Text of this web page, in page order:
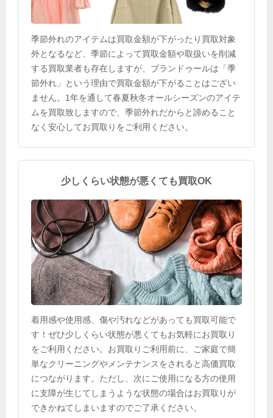
季節外れのアイテムは買取金額が下がったり買取対象
外となるなど、季節によって買取金額や取扱いを削減
する買取業者も存在しますが、ブランドゥールは「季
節外れ」という理由で買取金額が下がることはござい
ません。1年を通して春夏秋冬オールシーズンのアイテ
ムを買取致しますので、季節外れだからと諦めること
なく安心してお買取りをご利用ください。
少しくらい状態が悪くても買取OK
着用感や使用感、傷や汚れなどがあっても買取可能で
す！ぜひ少しくらい状態が悪くてもお気軽にお買取り
をご利用ください。お買取りご利用前に、ご家庭で簡
単なクリーニングやメンテナンスをされると高価買取
につながります。ただし、次にご使用になる方の使用
に支障が生じてしまうような状態の場合はお買取りが
できかねてしまいますのでご了承ください。